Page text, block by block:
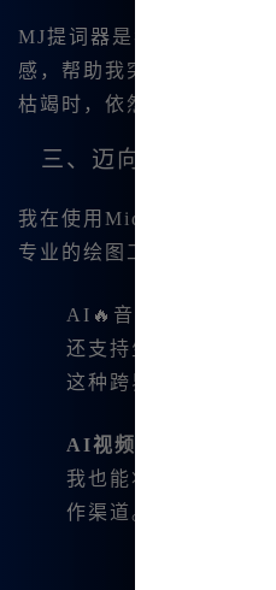
MJ提词器是我在新手期的
感，帮助我突破了创作的
枯竭时，依然能保持创作的
三、迈向更专业的创
我在使用Midjourney中文
专业的绘图工具：
AI🔥音乐生成：不仅
还支持生.成背景音乐
这种跨界融合让我的
AI视频生成
：通过
我也能将静态作品变
作渠道。